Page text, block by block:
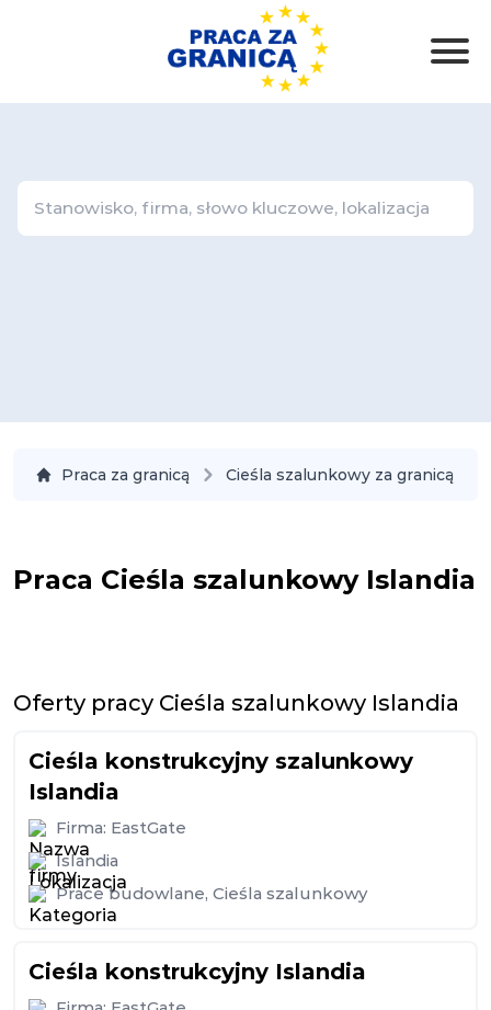
Praca za granicą Cieśla szalunkowy za granicą
Praca Cieśla szalunkowy Islandia
Oferty pracy Cieśla szalunkowy Islandia
Cieśla konstrukcyjny szalunkowy
Islandia
Firma: EastGate
Islandia
Prace budowlane, Cieśla szalunkowy
Cieśla konstrukcyjny Islandia